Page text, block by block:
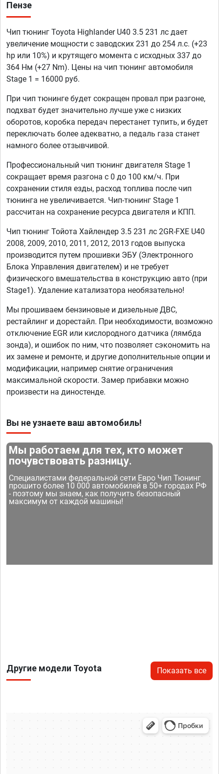
Пензе
Чип тюнинг Toyota Highlander U40 3.5 231 лс дает
увеличение мощности с заводских 231 до 254 л.с. (+23
hp или 10%) и крутящего момента с исходных 337 до
364 Нм (+27 Nm). Цены на чип тюнинг автомобиля
Stage 1 = 16000 руб.
При чип тюнинге будет сокращен провал при разгоне,
подхват будет значительно лучше уже с низких
оборотов, коробка передач перестанет тупить, и будет
переключать более адекватно, а педаль газа станет
намного более отзывчивой.
Профессиональный чип тюнинг двигателя Stage 1
сокращает время разгона с 0 до 100 км/ч. При
сохранении стиля езды, расход топлива после чип
тюнинга не увеличивается. Чип-тюнинг Stage 1
рассчитан на сохранение ресурса двигателя и КПП.
Чип тюнинг Тойота Хайлендер 3.5 231 лс 2GR-FXE U40
2008, 2009, 2010, 2011, 2012, 2013 годов выпуска
производится путем прошивки ЭБУ (Электронного
Блока Управления двигателем) и не требует
физического вмешательства в конструкцию авто (при
Stage1). Удаление катализатора необязательно!
Мы прошиваем бензиновые и дизельные ДВС,
рестайлинг и дорестайл. При необходимости, возможно
отключение EGR или кислородного датчика (лямбда
зонда), и ошибок по ним, что позволяет сэкономить на
их замене и ремонте, и другие дополнительные опции и
модификации, например снятие ограничения
максимальной скорости. Замер прибавки можно
произвести на диностенде.
Вы не узнаете ваш автомобиль!
Мы работаем для тех, кто может
почувствовать разницу.
Специалистами федеральной сети Евро Чип Тюнинг
прошито более 10 000 автомобилей в 50+ городах РФ
- поэтому мы знаем, как получить безопасный
максимум от каждой машины!
Другие модели Toyota Показать все